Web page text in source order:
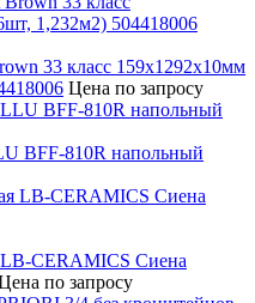
33 класс 159х1292х10мм
Цена по запросу
BFF-810R напольный
LB-CERAMICS Сиена
по запросу